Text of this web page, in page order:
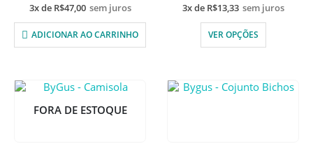
3x de R$47,00 sem juros
ADICIONAR AO CARRINHO
3x de R$13,33 sem juros
VER OPÇÕES
FORA DE ESTOQUE